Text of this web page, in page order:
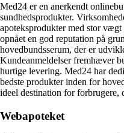
Med24 er en anerkendt
sundhedsprodukter.
apoteksprodukter med stor
opnået en god reputation på
hovedbundsserum, der er
Kundeanmeldelser fremhæver
hurtige levering. Med24 har
bedste produkter inden for
ideel destination for forbrugere,
Webapoteket